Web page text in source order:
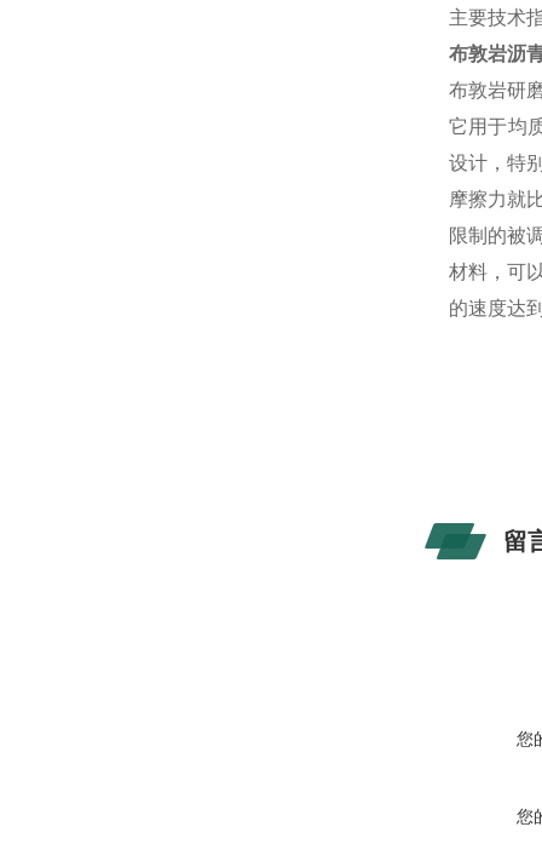
主要技术
布敦岩沥
布敦岩研
它用于均
设计，特
摩擦力就
限制的被
材料，可
的速度达
留
您
您